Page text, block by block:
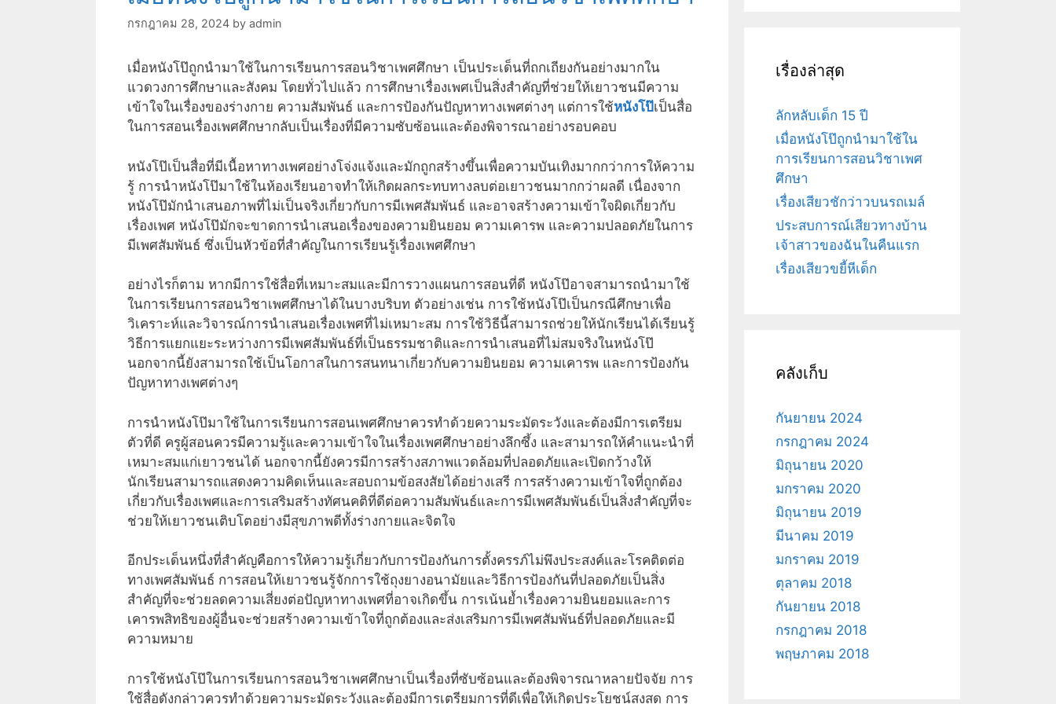
กรกฎาคม 28, 2024 by admin
เมื่อหนังโป๊ถูกนำมาใช้ในการเรียนการสอนวิชาเพศศึกษา เป็นประเด็นที่ถกเถียงกันอย่างมากใน
แวดวงการศึกษาและสังคม โดยทั่วไปแล้ว การศึกษาเรื่องเพศเป็นสิ่งสำคัญที่ช่วยให้เยาวชนมีความ
เข้าใจในเรื่องของร่างกาย ความสัมพันธ์ และการป้องกันปัญหาทางเพศต่างๆ แต่การใช้หนังโป๊เป็นสื่อ
ในการสอนเรื่องเพศศึกษากลับเป็นเรื่องที่มีความซับซ้อนและต้องพิจารณาอย่างรอบคอบ
หนังโป๊เป็นสื่อที่มีเนื้อหาทางเพศอย่างโจ่งแจ้งและมักถูกสร้างขึ้นเพื่อความบันเทิงมากกว่าการให้ความ
รู้ การนำหนังโป๊มาใช้ในห้องเรียนอาจทำให้เกิดผลกระทบทางลบต่อเยาวชนมากกว่าผลดี เนื่องจาก
หนังโป๊มักนำเสนอภาพที่ไม่เป็นจริงเกี่ยวกับการมีเพศสัมพันธ์ และอาจสร้างความเข้าใจผิดเกี่ยวกับ
เรื่องเพศ หนังโป๊มักจะขาดการนำเสนอเรื่องของความยินยอม ความเคารพ และความปลอดภัยในการ
มีเพศสัมพันธ์ ซึ่งเป็นหัวข้อที่สำคัญในการเรียนรู้เรื่องเพศศึกษา
อย่างไรก็ตาม หากมีการใช้สื่อที่เหมาะสมและมีการวางแผนการสอนที่ดี หนังโป๊อาจสามารถนำมาใช้
ในการเรียนการสอนวิชาเพศศึกษาได้ในบางบริบท ตัวอย่างเช่น การใช้หนังโป๊เป็นกรณีศึกษาเพื่อ
วิเคราะห์และวิจารณ์การนำเสนอเรื่องเพศที่ไม่เหมาะสม การใช้วิธีนี้สามารถช่วยให้นักเรียนได้เรียนรู้
วิธีการแยกแยะระหว่างการมีเพศสัมพันธ์ที่เป็นธรรมชาติและการนำเสนอที่ไม่สมจริงในหนังโป๊
นอกจากนี้ยังสามารถใช้เป็นโอกาสในการสนทนาเกี่ยวกับความยินยอม ความเคารพ และการป้องกัน
ปัญหาทางเพศต่างๆ
การนำหนังโป๊มาใช้ในการเรียนการสอนเพศศึกษาควรทำด้วยความระมัดระวังและต้องมีการเตรียม
ตัวที่ดี ครูผู้สอนควรมีความรู้และความเข้าใจในเรื่องเพศศึกษาอย่างลึกซึ้ง และสามารถให้คำแนะนำที่
เหมาะสมแก่เยาวชนได้ นอกจากนี้ยังควรมีการสร้างสภาพแวดล้อมที่ปลอดภัยและเปิดกว้างให้
นักเรียนสามารถแสดงความคิดเห็นและสอบถามข้อสงสัยได้อย่างเสรี การสร้างความเข้าใจที่ถูกต้อง
เกี่ยวกับเรื่องเพศและการเสริมสร้างทัศนคติที่ดีต่อความสัมพันธ์และการมีเพศสัมพันธ์เป็นสิ่งสำคัญที่จะ
ช่วยให้เยาวชนเติบโตอย่างมีสุขภาพดีทั้งร่างกายและจิตใจ
อีกประเด็นหนึ่งที่สำคัญคือการให้ความรู้เกี่ยวกับการป้องกันการตั้งครรภ์ไม่พึงประสงค์และโรคติดต่อ
ทางเพศสัมพันธ์ การสอนให้เยาวชนรู้จักการใช้ถุงยางอนามัยและวิธีการป้องกันที่ปลอดภัยเป็นสิ่ง
สำคัญที่จะช่วยลดความเสี่ยงต่อปัญหาทางเพศที่อาจเกิดขึ้น การเน้นย้ำเรื่องความยินยอมและการ
เคารพสิทธิของผู้อื่นจะช่วยสร้างความเข้าใจที่ถูกต้องและส่งเสริมการมีเพศสัมพันธ์ที่ปลอดภัยและมี
ความหมาย
การใช้หนังโป๊ในการเรียนการสอนวิชาเพศศึกษาเป็นเรื่องที่ซับซ้อนและต้องพิจารณาหลายปัจจัย การ
ใช้สื่อดังกล่าวควรทำด้วยความระมัดระวังและต้องมีการเตรียมการที่ดีเพื่อให้เกิดประโยชน์สูงสุด การ
เรื่องล่าสุด
ลักหลับเด็ก 15 ปี
เมื่อหนังโป๊ถูกนำมาใช้ใน
การเรียนการสอนวิชาเพศ
ศึกษา
เรื่องเสียวชักว่าวบนรถเมล์
ประสบการณ์เสียวทางบ้าน
เจ้าสาวของฉันในคืนแรก
เรื่องเสียวขยี้หีเด็ก
คลังเก็บ
กันยายน 2024
กรกฎาคม 2024
มิถุนายน 2020
มกราคม 2020
มิถุนายน 2019
มีนาคม 2019
มกราคม 2019
ตุลาคม 2018
กันยายน 2018
กรกฎาคม 2018
พฤษภาคม 2018